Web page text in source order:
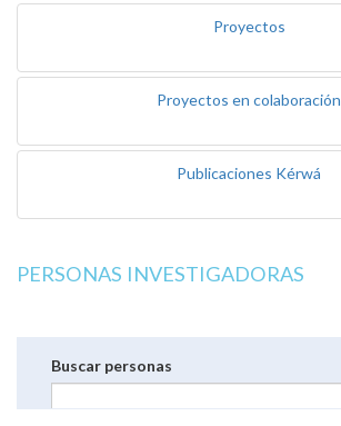
Proyectos
Proyectos en colaboración
Publicaciones Kérwá
PERSONAS INVESTIGADORAS
Buscar personas